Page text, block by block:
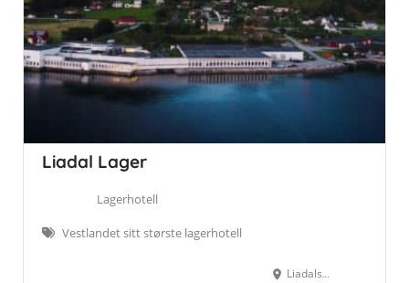
Liadal Lager
Lagerhotell
Vestlandet sitt største lagerhotell
Liadalsvegen 789, 6152 Ørsta